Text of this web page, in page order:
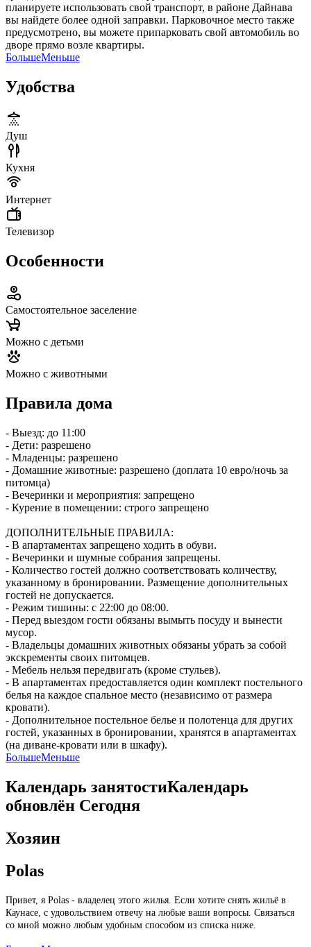
планируете использовать свой транспорт, в районе Дайнава
вы найдете более одной заправки. Парковочное место также
предусмотрено, вы можете припарковать свой автомобиль во
дворе прямо возле квартиры.
БольшеМеньше
Удобства
Душ
Кухня
Интернет
Телевизор
Особенности
Самостоятельное заселение
Можно с детьми
Можно с животными
Правила дома
- Выезд: до 11:00
- Дети: разрешено
- Младенцы: разрешено
- Домашние животные: разрешено (доплата 10 евро/ночь за
питомца)
- Вечеринки и мероприятия: запрещено
- Курение в помещении: строго запрещено
ДОПОЛНИТЕЛЬНЫЕ ПРАВИЛА:
- В апартаментах запрещено ходить в обуви.
- Вечеринки и шумные собрания запрещены.
- Количество гостей должно соответствовать количеству,
указанному в бронировании. Размещение дополнительных
гостей не допускается.
- Режим тишины: с 22:00 до 08:00.
- Перед выездом гости обязаны вымыть посуду и вынести
мусор.
- Владельцы домашних животных обязаны убрать за собой
экскременты своих питомцев.
- Мебель нельзя передвигать (кроме стульев).
- В апартаментах предоставляется один комплект постельного
белья на каждое спальное место (независимо от размера
кровати).
- Дополнительное постельное белье и полотенца для других
гостей, указанных в бронировании, хранятся в апартаментах
(на диване-кровати или в шкафу).
БольшеМеньше
Календарь занятостиКалендарь
обновлён Сегодня
Хозяин
Polas
Привет, я Polas - владелец этого жилья. Если хотите снять жильё в
Каунасе, с удовольствием отвечу на любые ваши вопросы. Связаться
со мной можно любым удобным способом из списка ниже.